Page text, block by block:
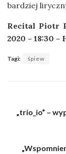
bardziej
Recital Piotr
2020 – 18:30
Tagi: śpiew
„trio_io” –